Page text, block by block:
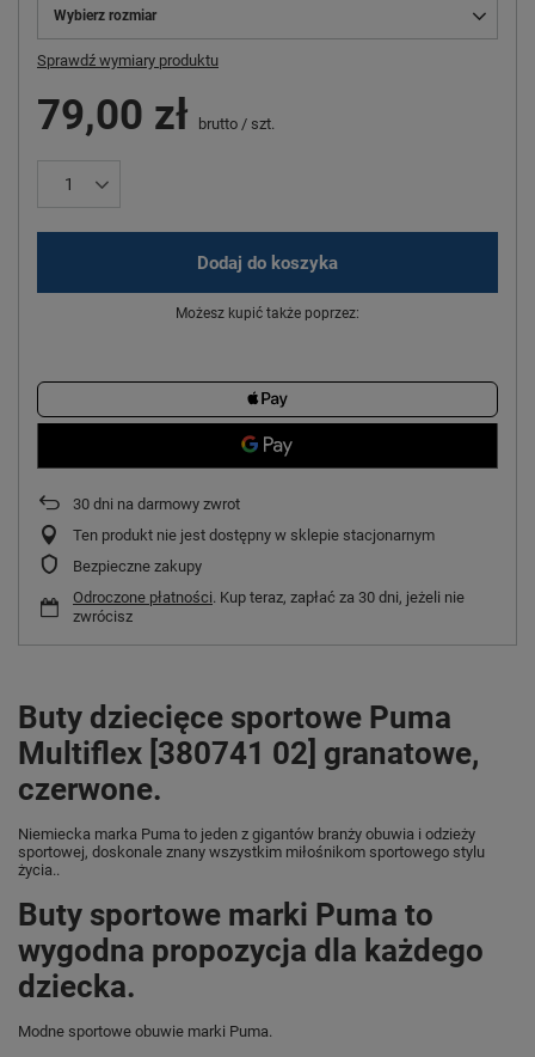
Wybierz rozmiar
Sprawdź wymiary produktu
79,00 zł brutto / szt.
Dodaj do koszyka
Możesz kupić także poprzez:
30 dni na darmowy zwrot
Ten produkt nie jest dostępny w sklepie stacjonarnym
Bezpieczne zakupy
Odroczone płatności. Kup teraz, zapłać za 30 dni, jeżeli nie
zwrócisz
Buty dziecięce sportowe Puma
Multiflex [380741 02] granatowe,
czerwone.
Niemiecka marka Puma to jeden z gigantów branży obuwia i odzieży
sportowej, doskonale znany wszystkim miłośnikom sportowego stylu
życia..
Buty sportowe marki Puma to
wygodna propozycja dla każdego
dziecka.
Modne sportowe obuwie marki Puma.